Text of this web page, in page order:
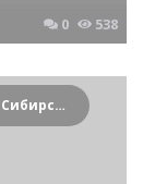
0 538
Криминальные новости Новосибирска и Сибирского региона